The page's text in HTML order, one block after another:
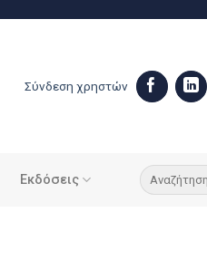
Σύνδεση χρηστών
Εκδόσεις